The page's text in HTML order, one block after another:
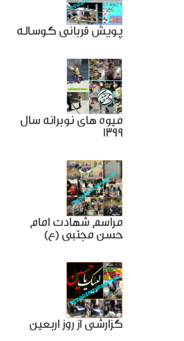
پویش قربانی گوساله
میوه های نوبرانه سال
1399
مراسم شهادت امام
حسن مجتبی (ع)
گزارشی از روز اربعین